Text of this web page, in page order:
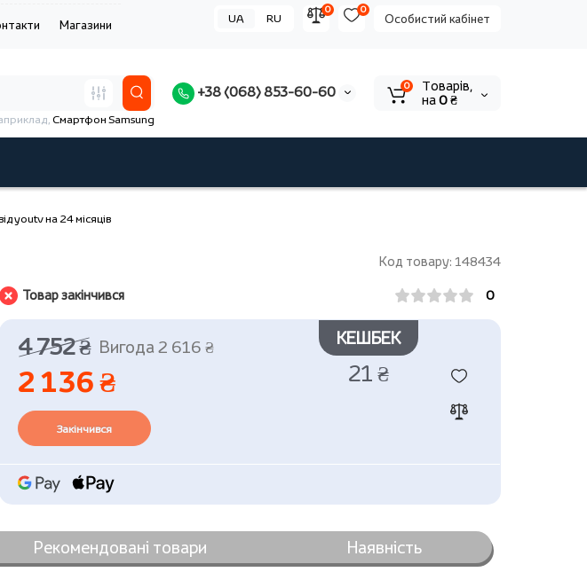
Магазини Особистий кабінет
0
0
UA RU
+38 (068) 853-60-60
Смартфон Samsung
0
Tоварів,
на0 ₴
youtv на 24 місяців
Код товару: 148434
Товар закінчився 0
4 752 ₴ Вигода 2 616 ₴
2 136 ₴
КЕШБЕК
21 ₴
Закінчився
Рекомендовані товари Наявність